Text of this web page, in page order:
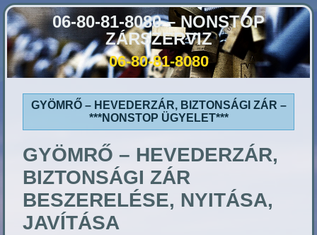
06-80-81-8080 – NONSTOP
ZÁRSZERVIZ
06-80-81-8080
GYÖMRŐ – HEVEDERZÁR, BIZTONSÁGI ZÁR –
***NONSTOP ÜGYELET***
GYÖMRŐ– HEVEDERZÁR,
BIZTONSÁGI ZÁR
BESZERELÉSE, NYITÁSA,
JAVÍTÁSA